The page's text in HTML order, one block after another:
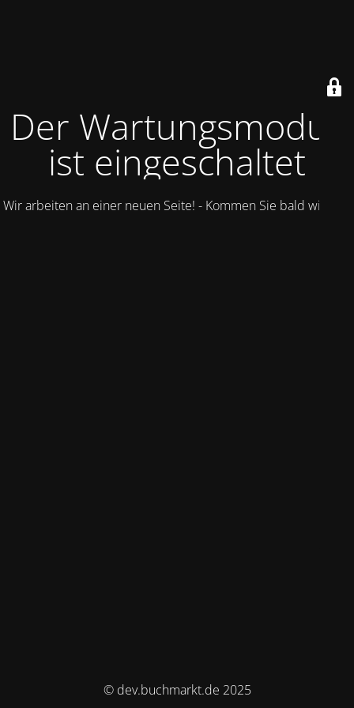
Der Wartungsmodus
ist eingeschaltet
Wir arbeiten an einer neuen Seite! - Kommen Sie bald wieder.
© dev.buchmarkt.de 2025